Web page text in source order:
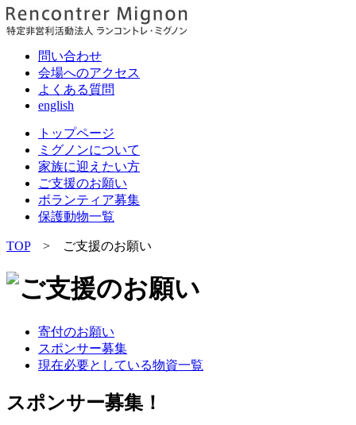
問い合わせ
会場へのアクセス
よくある質問
english
トップページ
ミグノンについて
家族に迎えたい方
ご支援のお願い
ボランティア募集
保護動物一覧
TOP> ご支援のお願い
寄付のお願い
スポンサー募集
現在必要としている物資一覧
スポンサー募集！